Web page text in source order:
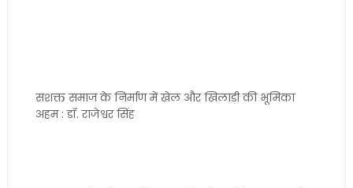
सशक्त समाज के निर्माण में खेल और खिलाड़ी की भूमिका
अहम : डॉ. राजेश्वर सिंह